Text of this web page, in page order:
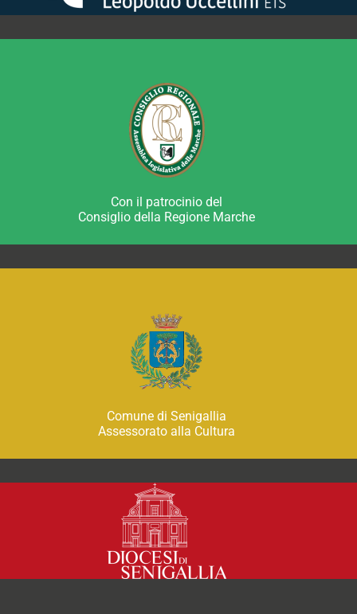
Con il patrocinio del
Consiglio della Regione Marche
Comune di Senigallia
Assessorato alla Cultura